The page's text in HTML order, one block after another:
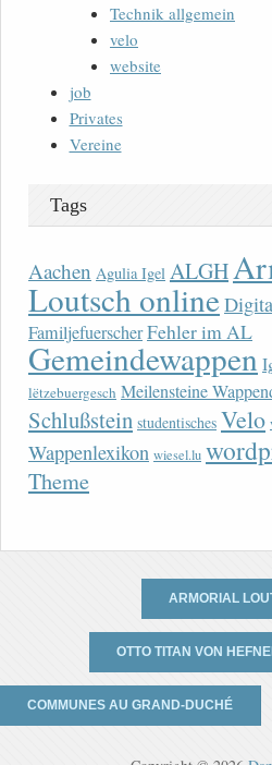
Technik allgemein
velo
website
job
Privates
Vereine
Tags
Aachen Agulia Igel ALGH
Loutsch online
FamiljefuerscherFehler im AL
Gemeindewappen
lëtzebuergesch Meilensteine
Schlußstein studentisches Velo
Wappenlexikon wiesel.lu
Theme
ARMORIAL
OTTO TITAN VON
COMMUNES AU GRAND-DUCHÉ